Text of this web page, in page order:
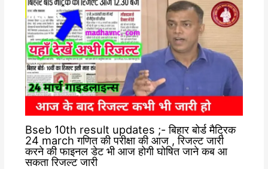
Bseb 10th result updates ;- बिहार बोर्ड मैट्रिक
24 march गणित की परीक्षा की आज , रिजल्ट जारी
करने की फाइनल डेट भी आज होगी घोषित जाने कब आ
सकता रिजल्ट जारी